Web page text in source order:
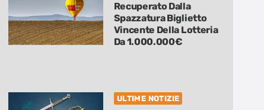
Recuperato Dalla
Spazzatura Biglietto
Vincente Della Lotteria
Da 1.000.000€
ULTIME NOTIZIE